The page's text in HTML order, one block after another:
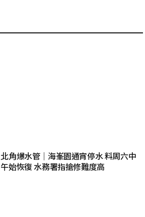
北角爆水管｜海峯園通宵停水 料周六中
午始恢復 水務署指搶修難度高